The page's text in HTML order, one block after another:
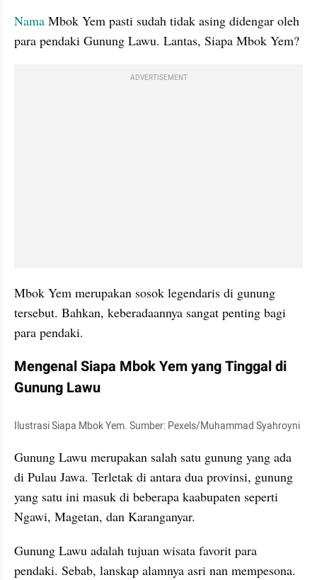
Nama Mbok Yem pasti sudah tidak asing didengar oleh
para pendaki Gunung Lawu. Lantas, Siapa Mbok Yem?
ADVERTISEMENT
Mbok Yem merupakan sosok legendaris di gunung
tersebut. Bahkan, keberadaannya sangat penting bagi
para pendaki.
Mengenal Siapa Mbok Yem yang Tinggal di
Gunung Lawu
Ilustrasi Siapa Mbok Yem. Sumber: Pexels/Muhammad Syahroyni
Gunung Lawu merupakan salah satu gunung yang ada
di Pulau Jawa. Terletak di antara dua provinsi, gunung
yang satu ini masuk di beberapa kaabupaten seperti
Ngawi, Magetan, dan Karanganyar.
Gunung Lawu adalah tujuan wisata favorit para
pendaki. Sebab, lanskap alamnya asri nan mempesona.